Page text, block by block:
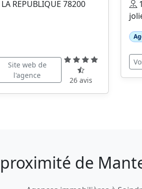
REPUBLIQUE 78200
Site web de
l'agence
26 avis
de